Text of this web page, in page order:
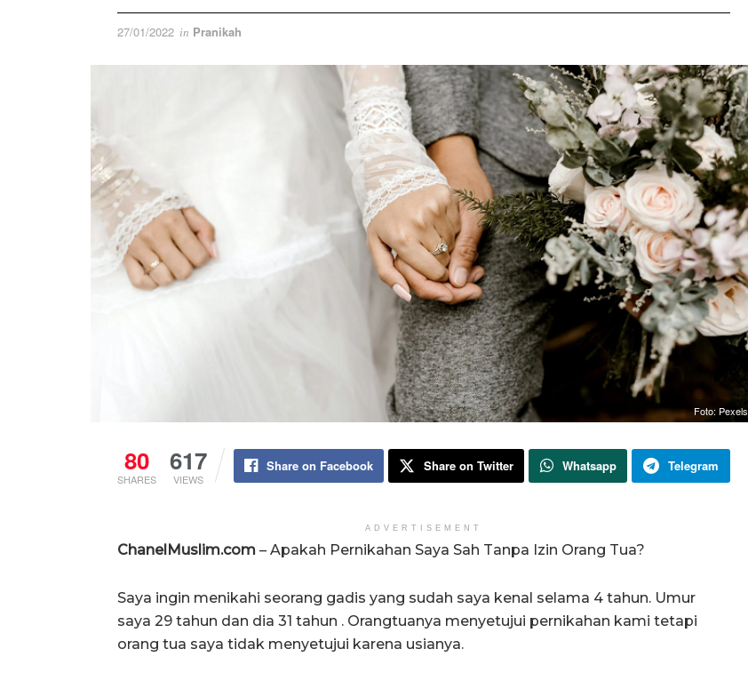
27/01/2022 in Pranikah
Foto: Pexels
80
SHARES
617
VIEWS
Share on Facebook Share on Twitter Whatsapp Telegram
ADVERTISEMENT
ChanelMuslim.com – Apakah Pernikahan Saya Sah Tanpa Izin Orang Tua?
Saya ingin menikahi seorang gadis yang sudah saya kenal selama 4 tahun. Umur
saya 29 tahun dan dia 31 tahun . Orangtuanya menyetujui pernikahan kami tetapi
orang tua saya tidak menyetujui karena usianya.